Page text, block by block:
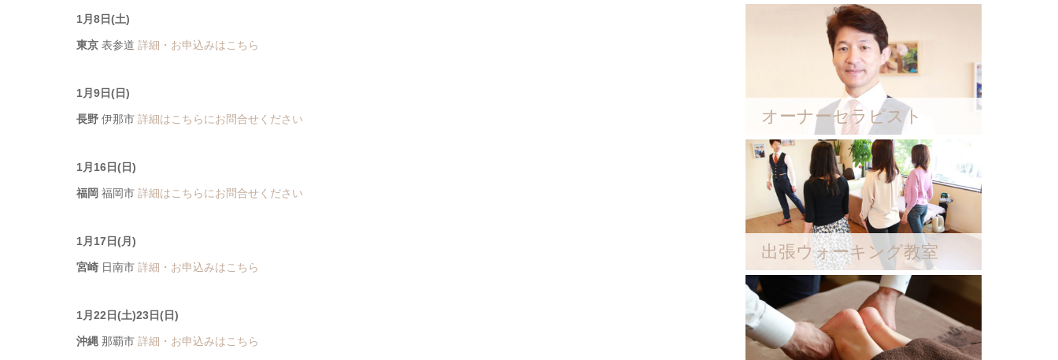
1月8日(土)
東京 表参道 詳細・お申込みはこちら
1月9日(日)
長野 伊那市 詳細はこちらにお問合せください
1月16日(日)
福岡 福岡市 詳細はこちらにお問合せください
1月17日(月)
宮崎 日南市 詳細・お申込みはこちら
1月22日(土)23日(日)
沖縄 那覇市 詳細・お申込みはこちら
オーナーセラピスト
出張ウォーキング教室